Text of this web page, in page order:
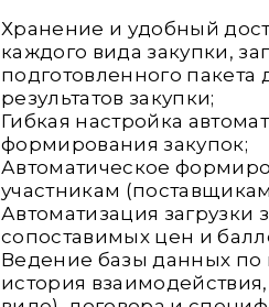
Хранение и удобный
каждого вида закупки,
подготовленного
результатов закупки;
Гибкая настройка
формирования закупок;
Автоматическое
участникам
Автоматизация загрузки
сопоставимых цен и
Ведение базы данных по
история